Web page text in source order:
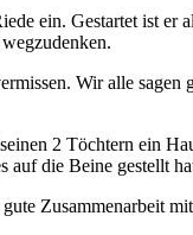
ein. Gestartet ist
Wir alle
2 Töchtern ein
auf die Beine gestellt
Zusammenarbeit